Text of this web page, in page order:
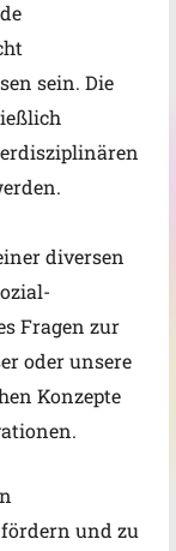
sein. Die
diversen
Fragen zur
oder unsere
Konzepte
und zu